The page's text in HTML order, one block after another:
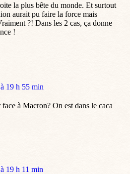
la plus bête du monde. Et surtout
aurait pu faire la force mais
?! Dans les 2 cas, ça donne
!
19 h 55 min
à Macron? On est dans le caca
19 h 11 min